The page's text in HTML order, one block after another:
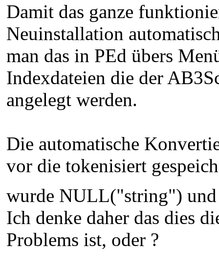
Damit das ganze
Neuinstallation
man das in PEd übers
Indexdateien die der
angelegt werden.
Die automatische
vor die tokenisiert
wurde NULL("string")
Ich denke daher das dies
Problems ist, oder ?